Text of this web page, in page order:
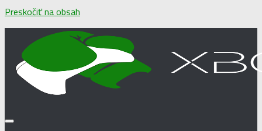
Preskočiť na obsah